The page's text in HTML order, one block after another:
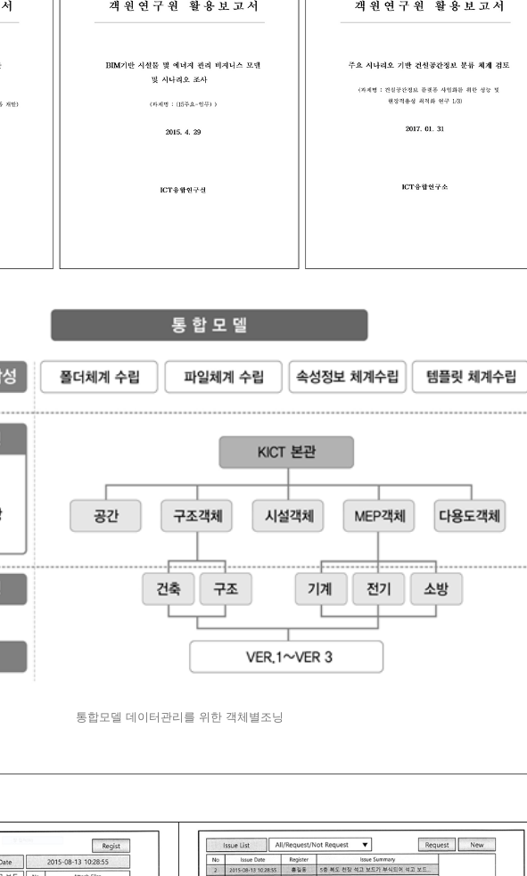
통합모델 데이터관리를 위한 객체별조닝